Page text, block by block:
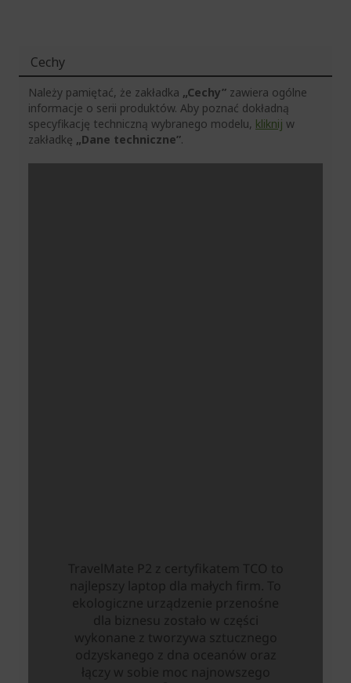
Cechy
Należy pamiętać, że zakładka „Cechy” zawiera ogólne
informacje o serii produktów. Aby poznać dokładną
specyfikację techniczną wybranego modelu, kliknij w
zakładkę „Dane techniczne”.